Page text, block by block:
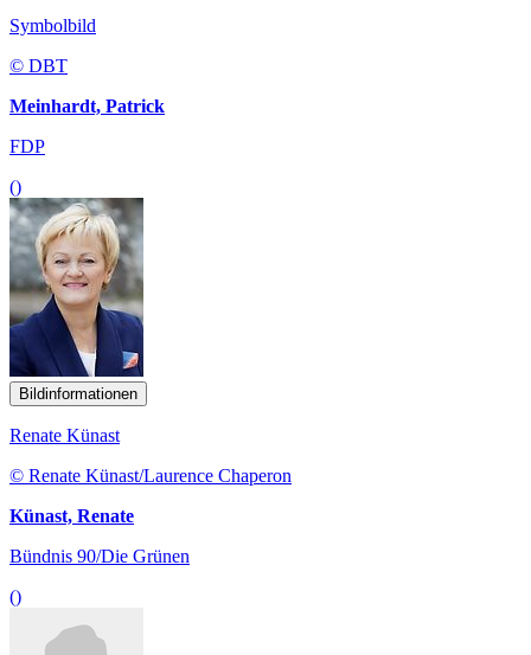
Symbolbild
© DBT
Meinhardt, Patrick
FDP
()
Bildinformationen
Renate Künast
© Renate Künast/Laurence Chaperon
Künast, Renate
Bündnis 90/Die Grünen
()